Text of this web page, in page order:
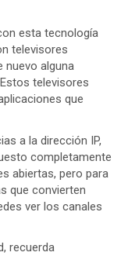
esta tecnología
televisores
nuevo alguna
televisores
que
a la dirección IP,
completamente
abiertas, pero para
que convierten
ver los canales
recuerda